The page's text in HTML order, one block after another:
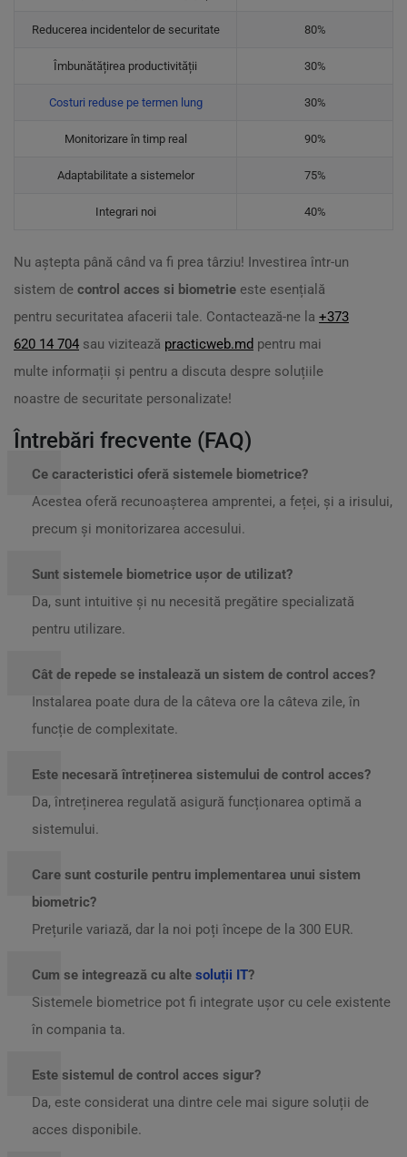
Reducerea incidentelor de securitate 80%
Îmbunătățirea productivității 30%
Costuri reduse pe termen lung 30%
Monitorizare în timp real 90%
Adaptabilitate a sistemelor 75%
Integrari noi 40%
Nu aștepta până când va fi prea târziu! Investirea într-un
sistem de control acces si biometrie este esențială
pentru securitatea afacerii tale. Contactează-ne la +373
620 14 704 sau vizitează practicweb.md pentru mai
multe informații și pentru a discuta despre soluțiile
noastre de securitate personalizate!
Întrebări frecvente (FAQ)
Ce caracteristici oferă sistemele biometrice?
Acestea oferă recunoașterea amprentei, a feței, și a irisului,
precum și monitorizarea accesului.
Sunt sistemele biometrice ușor de utilizat?
Da, sunt intuitive și nu necesită pregătire specializată
pentru utilizare.
Cât de repede se instalează un sistem de control acces?
Instalarea poate dura de la câteva ore la câteva zile, în
funcție de complexitate.
Este necesară întreținerea sistemului de control acces?
Da, întreținerea regulată asigură funcționarea optimă a
sistemului.
Care sunt costurile pentru implementarea unui sistem
biometric?
Prețurile variază, dar la noi poți începe de la 300 EUR.
Cum se integrează cu alte soluții IT?
Sistemele biometrice pot fi integrate ușor cu cele existente
în compania ta.
Este sistemul de control acces sigur?
Da, este considerat una dintre cele mai sigure soluții de
acces disponibile.